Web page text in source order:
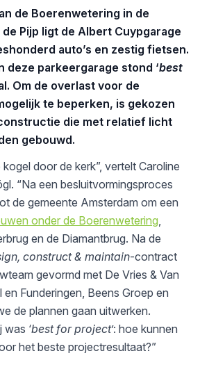
de Boerenwetering in de
Pijp ligt de Albert Cuypgarage
auto’s en zestig fietsen.
deze parkeergarage stond ‘best
Om de overlast voor de
te beperken, is gekozen
die met relatief licht
gebouwd.
door de kerk”, vertelt Caroline
“Na een besluitvormingsproces
de gemeente Amsterdam om een
onder de Boerenwetering,
en de Diamantbrug. Na de
construct & maintain-contract
gevormd met De Vries & Van
en Funderingen, Beens Groep en
de plannen gaan uitwerken.
was ‘best for project’: hoe kunnen
het beste projectresultaat?”